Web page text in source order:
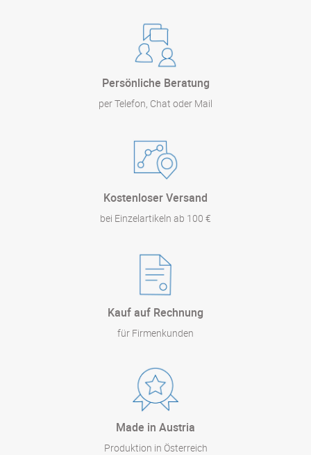
Persönliche Beratung
per Telefon, Chat oder Mail
Kostenloser Versand
bei Einzelartikeln ab 100 €
Kauf auf Rechnung
für Firmenkunden
Made in Austria
Produktion in Österreich